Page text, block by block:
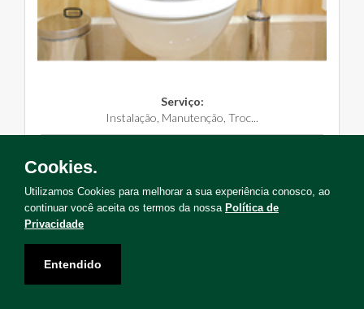
Serviço:
Instalação, Manutenção, Troc...
Solicite uma visita para levantamento de serviços!
Cookies.
Utilizamos Cookies para melhorar a sua experiência conosco, ao
continuar você aceita os termos da nossa Política de
Privacidade
Entendido